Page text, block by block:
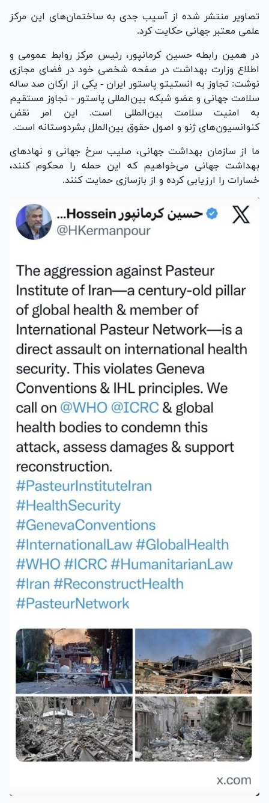
تصاویر منتشر شده از آسیب جدی به ساختمان‌های این مرکز
علمی معتبر جهانی حکایت کرد.
در همین رابطه حسین کرمانپور، رئیس مرکز روابط عمومی و
اطلاع وزارت بهداشت در صفحه شخصی خود در فضای مجازی
نوشت: تجاوز به انستیتو پاستور ایران - یکی از ارکان صد ساله
سلامت جهانی و عضو شبکه بین‌المللی پاستور - تجاوز مستقیم
به امنیت سلامت بین‌المللی است. این امر نقض
کنوانسیون‌های ژنو و اصول حقوق بین‌الملل بشردوستانه است.
ما از سازمان بهداشت جهانی، صلیب سرخ جهانی و نهاد‌های
بهداشت جهانی می‌خواهیم که این حمله را محکوم کنند،
خسارات را ارزیابی کرده و از بازسازی حمایت کنند.